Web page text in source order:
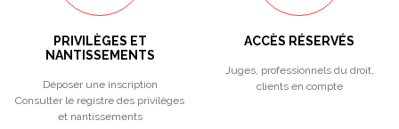
PRIVILÈGES ET
NANTISSEMENTS
Déposer une inscription
Consulter le registre des privilèges
et nantissements
ACCÈS RÉSERVÉS
Juges, professionnels du droit,
clients en compte